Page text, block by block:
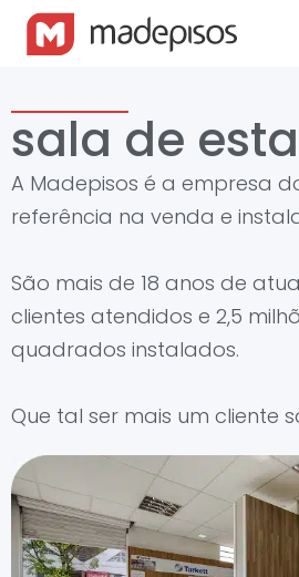
sala de
A Madepisos é a empresa
referência na venda e
São mais de 18 anos de
clientes atendidos e 2,5
quadrados instalados.
Que tal ser mais um cliente